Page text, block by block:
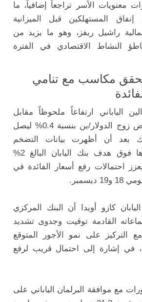
معنويات الأسر تراجعاً إضافياً، ما
المستهلكين قبل الميزانية
راشيل ريفز، وهو ما يزيد من
النشاط الاقتصادي في الفترة
يحقق مكاسب مع تنامي
الياباني ارتفاعاً ملحوظاً مقابل
الدولار، حيث انخفض زوج الدولار/ين بنسبة 0.4% ليصل
وذلك بعد أن أظهرت بيانات التضخم
الأساسية استمرارها فوق هدف بنك اليابان البالغ 2%
احتمالات رفع أسعار الفائدة في
كازو أويدا أن البنك المركزي
القادمة توقيت وجدوى تشديد
مع التركيز على نمو الأجور المتوقع
في إشارة إلى احتمال قريب لرفع
مع موافقة البرلمان الياباني على